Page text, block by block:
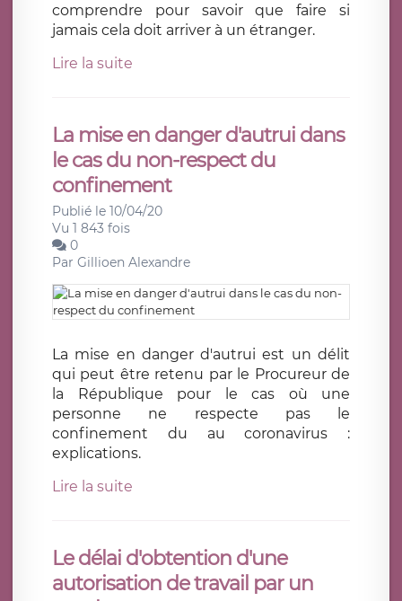
comprendre pour savoir que faire si
jamais cela doit arriver à un étranger.
Lire la suite
La mise en danger d'autrui dans
le cas du non-respect du
confinement
Publié le 10/04/20
Vu 1 843 fois
0
Par Gillioen Alexandre
La mise en danger d'autrui est un délit
qui peut être retenu par le Procureur de
la République pour le cas où une
personne ne respecte pas le
confinement du au coronavirus :
explications.
Lire la suite
Le délai d'obtention d'une
autorisation de travail par un